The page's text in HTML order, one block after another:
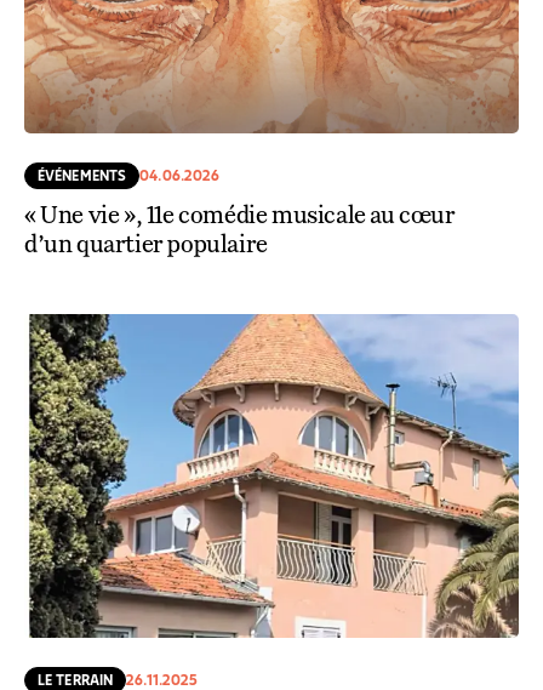
ÉVÉNEMENTS 04.06.2026
« Une vie », 11e comédie musicale au cœur
d’un quartier populaire
LE TERRAIN 26.11.2025